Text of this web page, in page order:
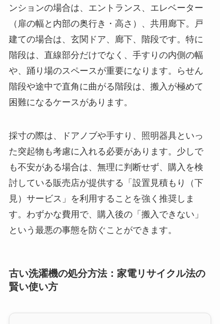
ンションの場合は、エントランス、エレベーター
（扉の幅と内部の奥行き・高さ）、共用廊下。戸
建ての場合は、玄関ドア、廊下、階段です。特に
階段は、直線部分だけでなく、手すりの内側の幅
や、踊り場のスペースが重要になります。らせん
階段や途中で直角に曲がる階段は、搬入が極めて
困難になるケースがあります。
採寸の際は、ドアノブや手すり、照明器具といっ
た突起物も考慮に入れる必要があります。少しで
も不安がある場合は、無理に判断せず、購入を検
討している販売店が提供する「設置見積もり（下
見）サービス」を利用することを強く推奨しま
す。わずかな費用で、購入後の「搬入できない」
という最悪の事態を防ぐことができます。
古い洗濯機の処分方法：家電リサイクル法の
賢い使い方